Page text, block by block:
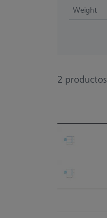
Weight
2 productos